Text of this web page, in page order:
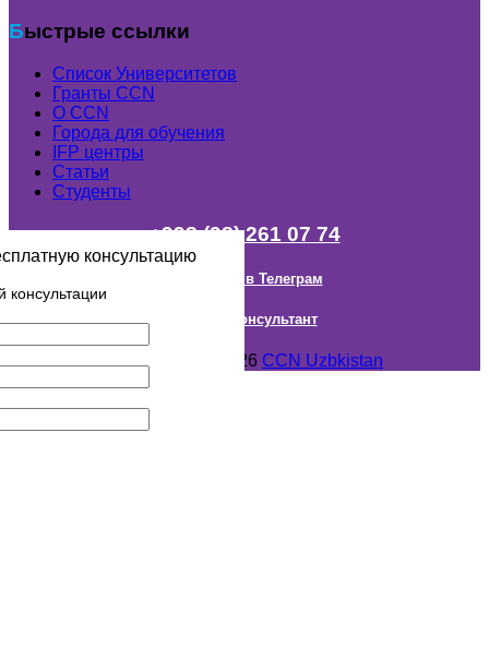
Быстрые ссылки
Список Университетов
Гранты ССN
О ССN
Города для обучения
IFP центры
Статьи
Студенты
+998 (98) 261 07 74
Наш канал в Телеграм
Онлайн Консультант
Авторское право © 2018- 2026 CCN Uzbkistan
консультацию
консультации